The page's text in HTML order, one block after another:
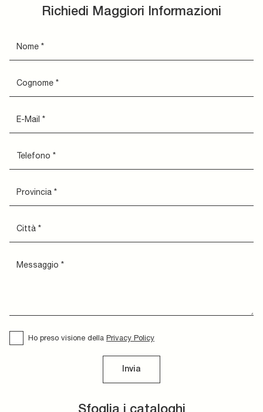
Sfoglia i cataloghi
Richiedi Maggiori Informazioni
Ho preso visione della Privacy Policy
Invia